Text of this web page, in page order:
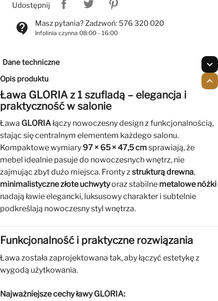
Udostępnij
contact_support Masz pytania? Zadzwoń: 576 320 020
Infolinia czynna 08:00 - 16:00
Dane techniczne expand_more
Opis produktu expand_less
Ława GLORIA z 1 szufladą – elegancja i
praktyczność w salonie
Ława GLORIAłączy nowoczesny design z funkcjonalnością,
stając się centralnym elementem każdego salonu.
Kompaktowe wymiary 97 × 65 × 47,5 cm sprawiają, że
mebel idealnie pasuje do nowoczesnych wnętrz, nie
zajmując zbyt dużo miejsca. Fronty zstrukturą drewna,
minimalistyczne złote uchwytyoraz stabilne metalowe nóżki
nadają ławie elegancki, luksusowy charakter i subtelnie
podkreślają nowoczesny styl wnętrza.
Funkcjonalność i praktyczne rozwiązania
Ława została zaprojektowana tak, aby łączyć estetykę z
wygodą użytkowania.
Najważniejsze cechy ławy GLORIA: